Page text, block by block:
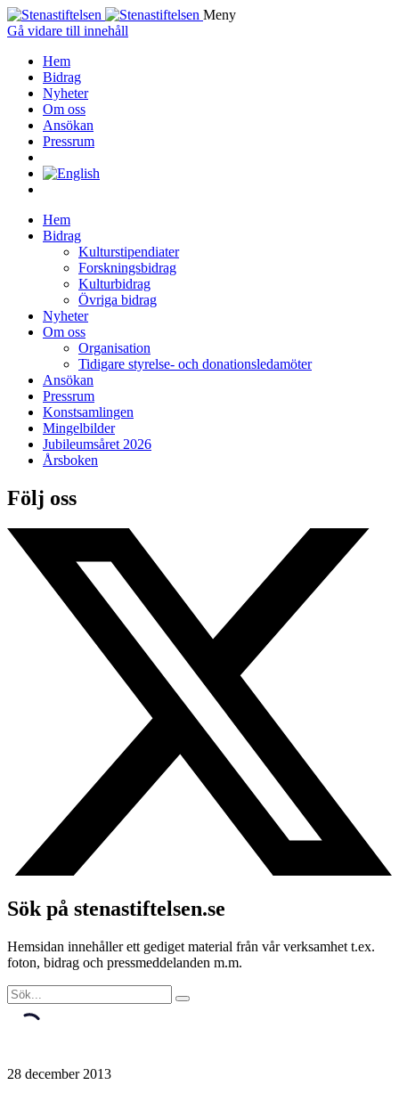
Meny
Gå vidare till innehåll
Hem
Bidrag
Nyheter
Om oss
Ansökan
Pressrum
Hem
Bidrag
Kulturstipendiater
Forskningsbidrag
Kulturbidrag
Övriga bidrag
Nyheter
Om oss
Organisation
Tidigare styrelse- och donationsledamöter
Ansökan
Pressrum
Konstsamlingen
Mingelbilder
Jubileumsåret 2026
Årsboken
Följ oss
Sök på stenastiftelsen.se
Hemsidan innehåller ett gediget material från vår verksamhet t.ex.
foton, bidrag och pressmeddelanden m.m.
28 december 2013